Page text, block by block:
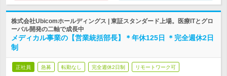
株式会社Ubicomホールディングス | 東証スタンダード上場。医療ITとグロ
ーバル開発の二軸で成長中
メディカル事業の【営業統括部長】＊年休125日 ＊完全週休2日
制
正社員 急募 転勤なし 完全週休2日制 リモートワーク可